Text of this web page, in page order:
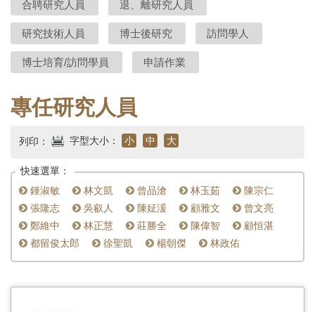
史
研
究
所-
首
頁
合聘研究人員 退、離研究人員
研究技術人員 博士後研究 訪問學人
博士培育/訪問學員 申請作業
專任研究人員
列印： 字型大小： 小 中 大
快速選單：
鍾淑敏
林文凱 曾品滄 林玉茹
陳宗仁
張隆志
吳叡人 陳姃湲 顧雅文
曾文亮
鄭維中
林正慧 莊勝全 陳偉智
顧恒湛
都留俊太郎
徐聖凱 楊朝傑 林政佑